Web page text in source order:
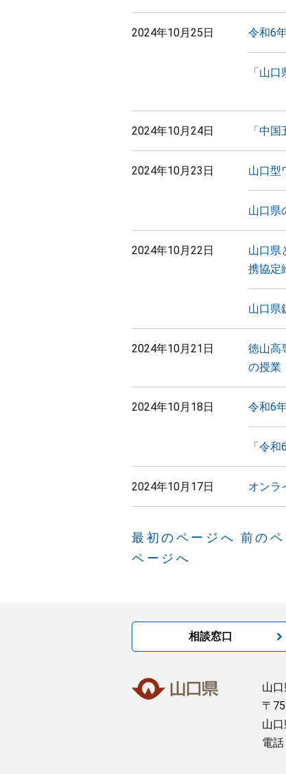
2024年10月25日 令和6
「山
2024年10月24日 「中
2024年10月23日 山口型
山口県
2024年10月22日
山口県
携協定
山口県
2024年10月21日
徳山高
の授業
2024年10月18日 令和6
「令
2024年10月17日 オンラ
最初のページへ 前の
ページへ
相談窓口
山
〒
山
電